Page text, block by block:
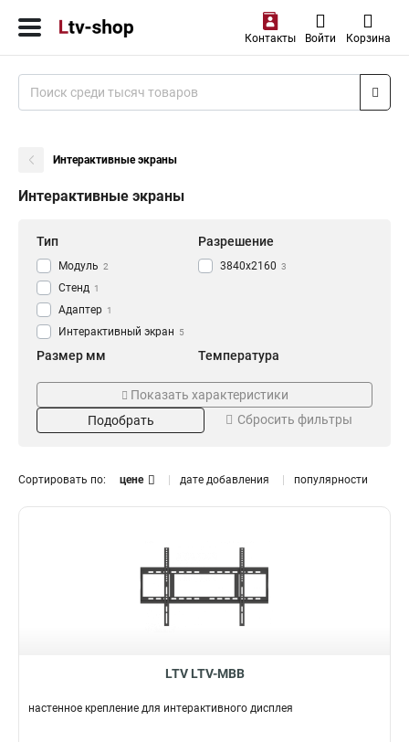
Контакты Войти Корзина
Интерактивные экраны
Интерактивные экраны
Тип
Модуль 2
Стенд 1
Адаптер 1
Интерактивный экран 5
Разрешение
3840x2160 3
Размер мм
400x400 3
Температура
0…+50 3
Мощность Вт Напряжение
100-240
1xAUDIO
Тип крепления
Показать характеристики
Подобрать
Сбросить фильтры
Сортировать по: цене дате добавления популярности
LTV LTV-MBB
настенное крепление для интерактивного дисплея